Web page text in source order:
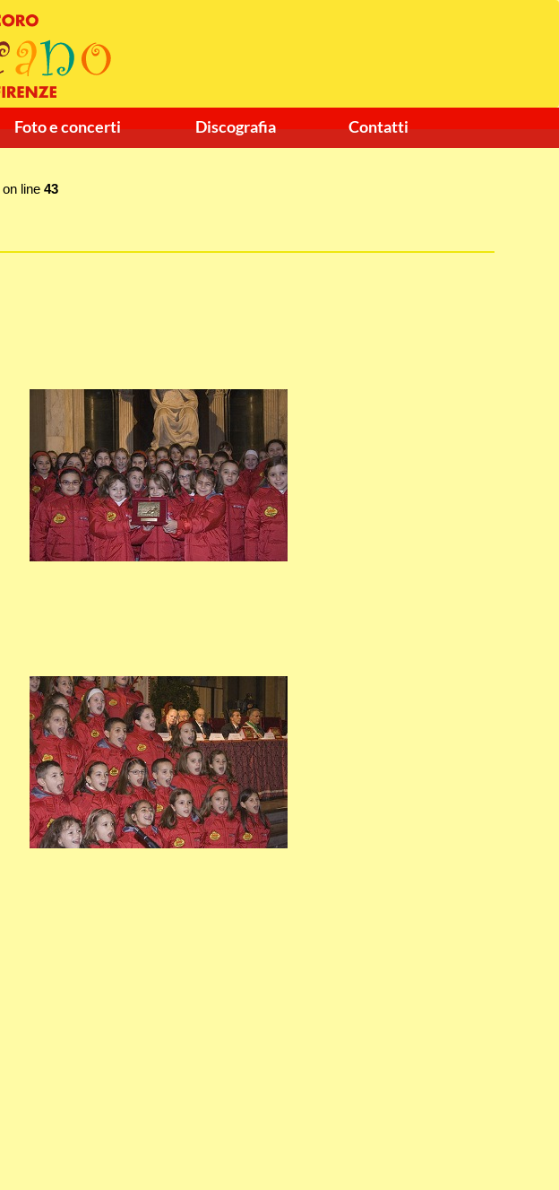
Foto e concerti Discografia Contatti
on line 43